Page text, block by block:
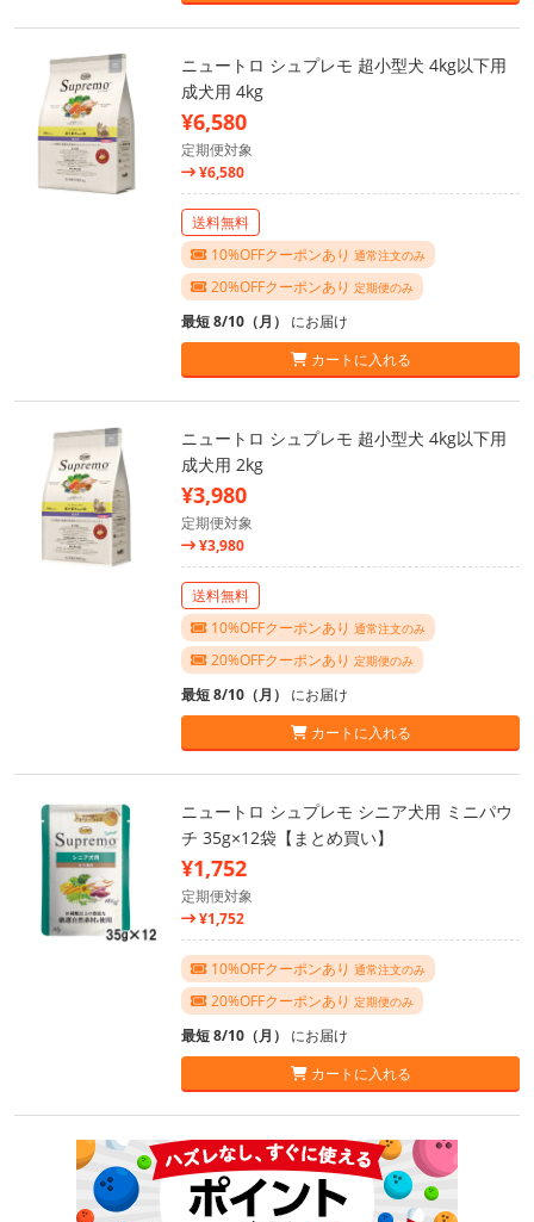
ニュートロ シュプレモ 超小型犬 4kg以下用
成犬用 4kg
¥6,580
定期便対象
¥6,580
送料無料
10%OFFクーポンあり 通常注文のみ
20%OFFクーポンあり 定期便のみ
最短 8/10（月） にお届け
カートに入れる
ニュートロ シュプレモ 超小型犬 4kg以下用
成犬用 2kg
¥3,980
定期便対象
¥3,980
送料無料
10%OFFクーポンあり 通常注文のみ
20%OFFクーポンあり 定期便のみ
最短 8/10（月） にお届け
カートに入れる
ニュートロ シュプレモ シニア犬用 ミニパウ
チ 35g×12袋【まとめ買い】
¥1,752
定期便対象
¥1,752
10%OFFクーポンあり 通常注文のみ
20%OFFクーポンあり 定期便のみ
最短 8/10（月） にお届け
カートに入れる